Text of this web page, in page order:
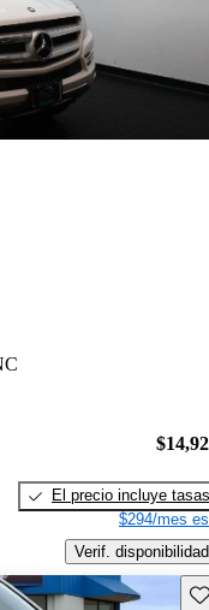
El precio incluye tasas
$294/mes
Verif. disponibilidad